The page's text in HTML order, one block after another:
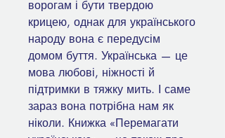
ворогам і бути твердою
крицею, однак для українського
народу вона є передусім
домом буття. Українська — це
мова любові, ніжності й
підтримки в тяжку мить. І саме
зараз вона потрібна нам як
ніколи. Книжка «Перемагати